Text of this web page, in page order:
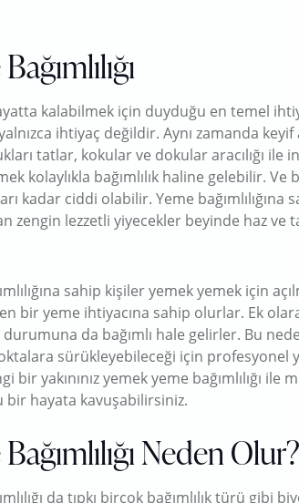
kalabilmek için duyduğu en temel
ihtiyaç değildir. Aynı zamanda
tatlar, kokular ve dokular aracılığı
kolaylıkla bağımlılık haline gelebilir.
kadar ciddi olabilir. Yeme
zengin lezzetli yiyecekler beyinde haz
sahip kişiler yemek yemek için
bir yeme ihtiyacına sahip olurlar. Ek
da bağımlı hale gelirler. Bu
sürükleyebileceği için profesyonel
bir yakınınız yemek yeme bağımlılığı
bir hayata kavuşabilirsiniz.
Neden Olur?
da tıpkı birçok bağımlılık türü